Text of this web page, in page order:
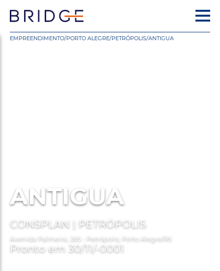
EMPREENDIMENTO/PORTO ALEGRE/PETRÓPOLIS/ANTIGUA
ANTIGUA
CONSPLAN | PETRÓPOLIS
Avenida Palmeira, 265 - Petrópolis, Porto Alegre/RS
Pronto em 30/11/-0001